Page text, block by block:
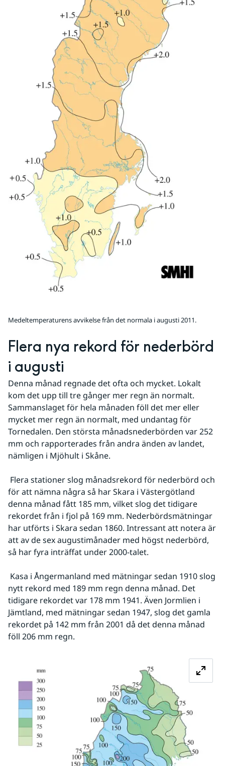
Medeltemperaturens avvikelse från det normala i augusti 2011.
Flera nya rekord för nederbörd
i augusti
Denna månad regnade det ofta och mycket. Lokalt
kom det upp till tre gånger mer regn än normalt.
Sammanslaget för hela månaden föll det mer eller
mycket mer regn än normalt, med undantag för
Tornedalen. Den största månadsnederbörden var 252
mm och rapporterades från andra änden av landet,
nämligen i Mjöhult i Skåne.
för att nämna några så har Skara i Västergötland
denna månad fått 185 mm, vilket slog det tidigare
rekordet från i fjol på 169 mm. Nederbördsmätningar
har utförts i Skara sedan 1860. Intressant att notera är
att av de sex augustimånader med högst nederbörd,
så har fyra inträffat under 2000-talet.
nytt rekord med 189 mm regn denna månad. Det
tidigare rekordet var 178 mm 1941. Även Jormlien i
Jämtland, med mätningar sedan 1947, slog det gamla
rekordet på 142 mm från 2001 då det denna månad
föll 206 mm regn.